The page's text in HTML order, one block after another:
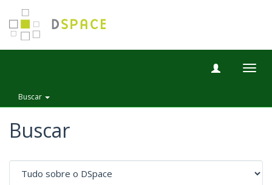
Buscar
Buscar